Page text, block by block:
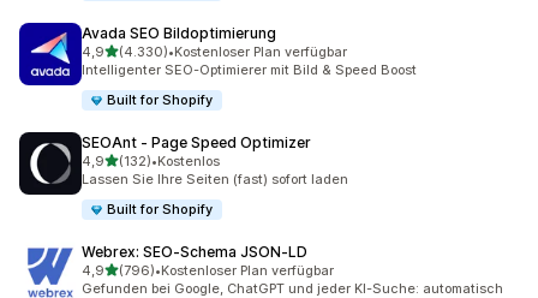
Avada SEO Bildoptimierung
4,9von 5 Sternen
(4.330)
4330 Rezensionen insgesamt
•Kostenloser Plan verfügbar
Intelligenter SEO-Optimierer mit Bild & Speed Boost
Built for Shopify
SEOAnt ‑ Page Speed Optimizer
4,9von 5 Sternen
(132)
132 Rezensionen insgesamt
•Kostenlos
Lassen Sie Ihre Seiten (fast) sofort laden
Built for Shopify
Webrex: SEO‑Schema JSON‑LD
4,9von 5 Sternen
(796)
796 Rezensionen insgesamt
•Kostenloser Plan verfügbar
Gefunden bei Google, ChatGPT und jeder KI-Suche: automatisch